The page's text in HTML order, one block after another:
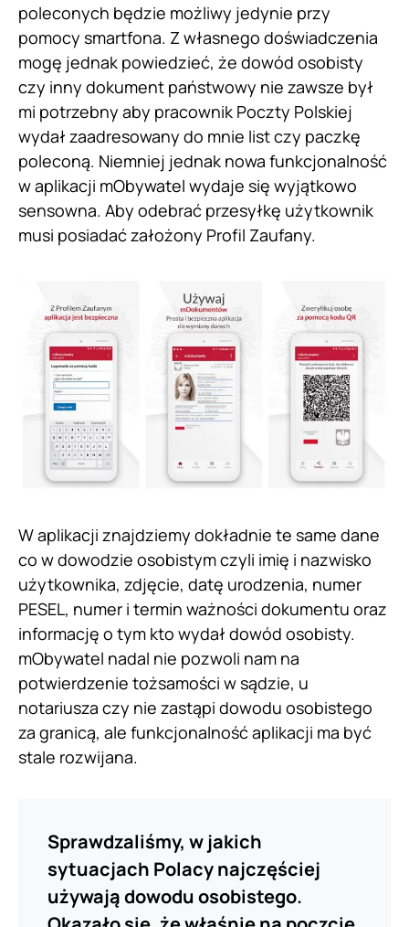
poleconych będzie możliwy jedynie przy
pomocy smartfona. Z własnego doświadczenia
mogę jednak powiedzieć, że dowód osobisty
czy inny dokument państwowy nie zawsze był
mi potrzebny aby pracownik Poczty Polskiej
wydał zaadresowany do mnie list czy paczkę
poleconą. Niemniej jednak nowa funkcjonalność
w aplikacji mObywatel wydaje się wyjątkowo
sensowna. Aby odebrać przesyłkę użytkownik
musi posiadać założony Profil Zaufany.
W aplikacji znajdziemy dokładnie te same dane
co w dowodzie osobistym czyli imię i nazwisko
użytkownika, zdjęcie, datę urodzenia, numer
PESEL, numer i termin ważności dokumentu oraz
informację o tym kto wydał dowód osobisty.
mObywatel nadal nie pozwoli nam na
potwierdzenie tożsamości w sądzie, u
notariusza czy nie zastąpi dowodu osobistego
za granicą, ale funkcjonalność aplikacji ma być
stale rozwijana.
Sprawdzaliśmy, w jakich
sytuacjach Polacy najczęściej
używają dowodu osobistego.